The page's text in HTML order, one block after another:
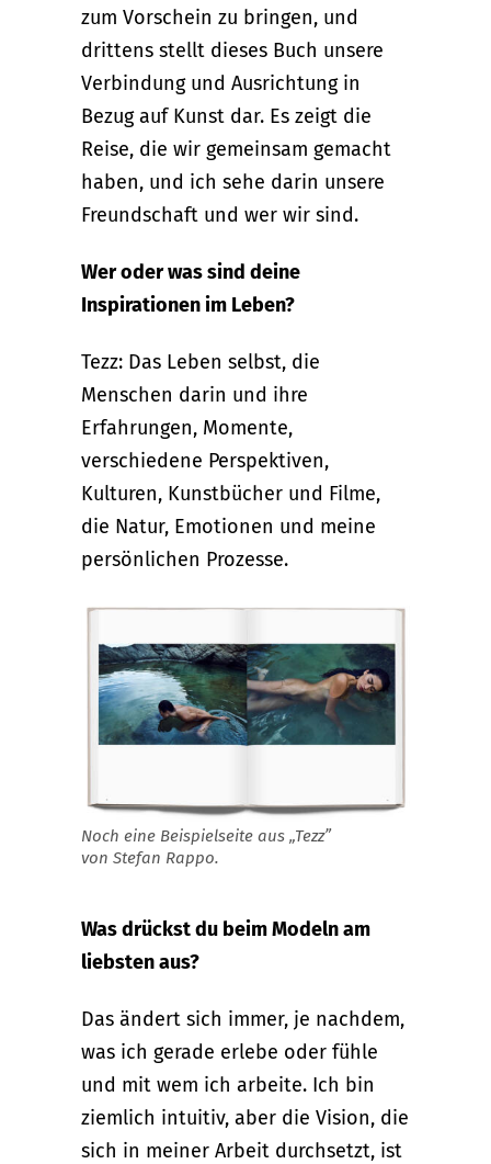
zum Vorschein zu bringen, und
drittens stellt dieses Buch unsere
Verbindung und Ausrichtung in
Bezug auf Kunst dar. Es zeigt die
Reise, die wir gemeinsam gemacht
haben, und ich sehe darin unsere
Freundschaft und wer wir sind.
Wer oder was sind deine
Inspirationen im Leben?
Tezz: Das Leben selbst, die
Menschen darin und ihre
Erfahrungen, Momente,
verschiedene Perspektiven,
Kulturen, Kunstbücher und Filme,
die Natur, Emotionen und meine
persönlichen Prozesse.
Noch eine Beispielseite aus „Tezz”
von Stefan Rappo.
Was drückst du beim Modeln am
liebsten aus?
Das ändert sich immer, je nachdem,
was ich gerade erlebe oder fühle
und mit wem ich arbeite. Ich bin
ziemlich intuitiv, aber die Vision, die
sich in meiner Arbeit durchsetzt, ist